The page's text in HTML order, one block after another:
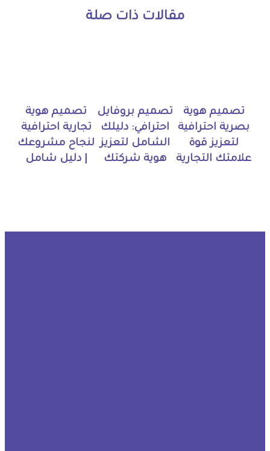
مقالات ذات صلة
تصميم هوية
بصرية احترافية
لتعزيز قوة
علامتك التجارية
تصميم بروفايل
احترافي: دليلك
الشامل لتعزيز
هوية شركتك
تصميم هوية
تجارية احترافية
لنجاح مشروعك
| دليل شامل